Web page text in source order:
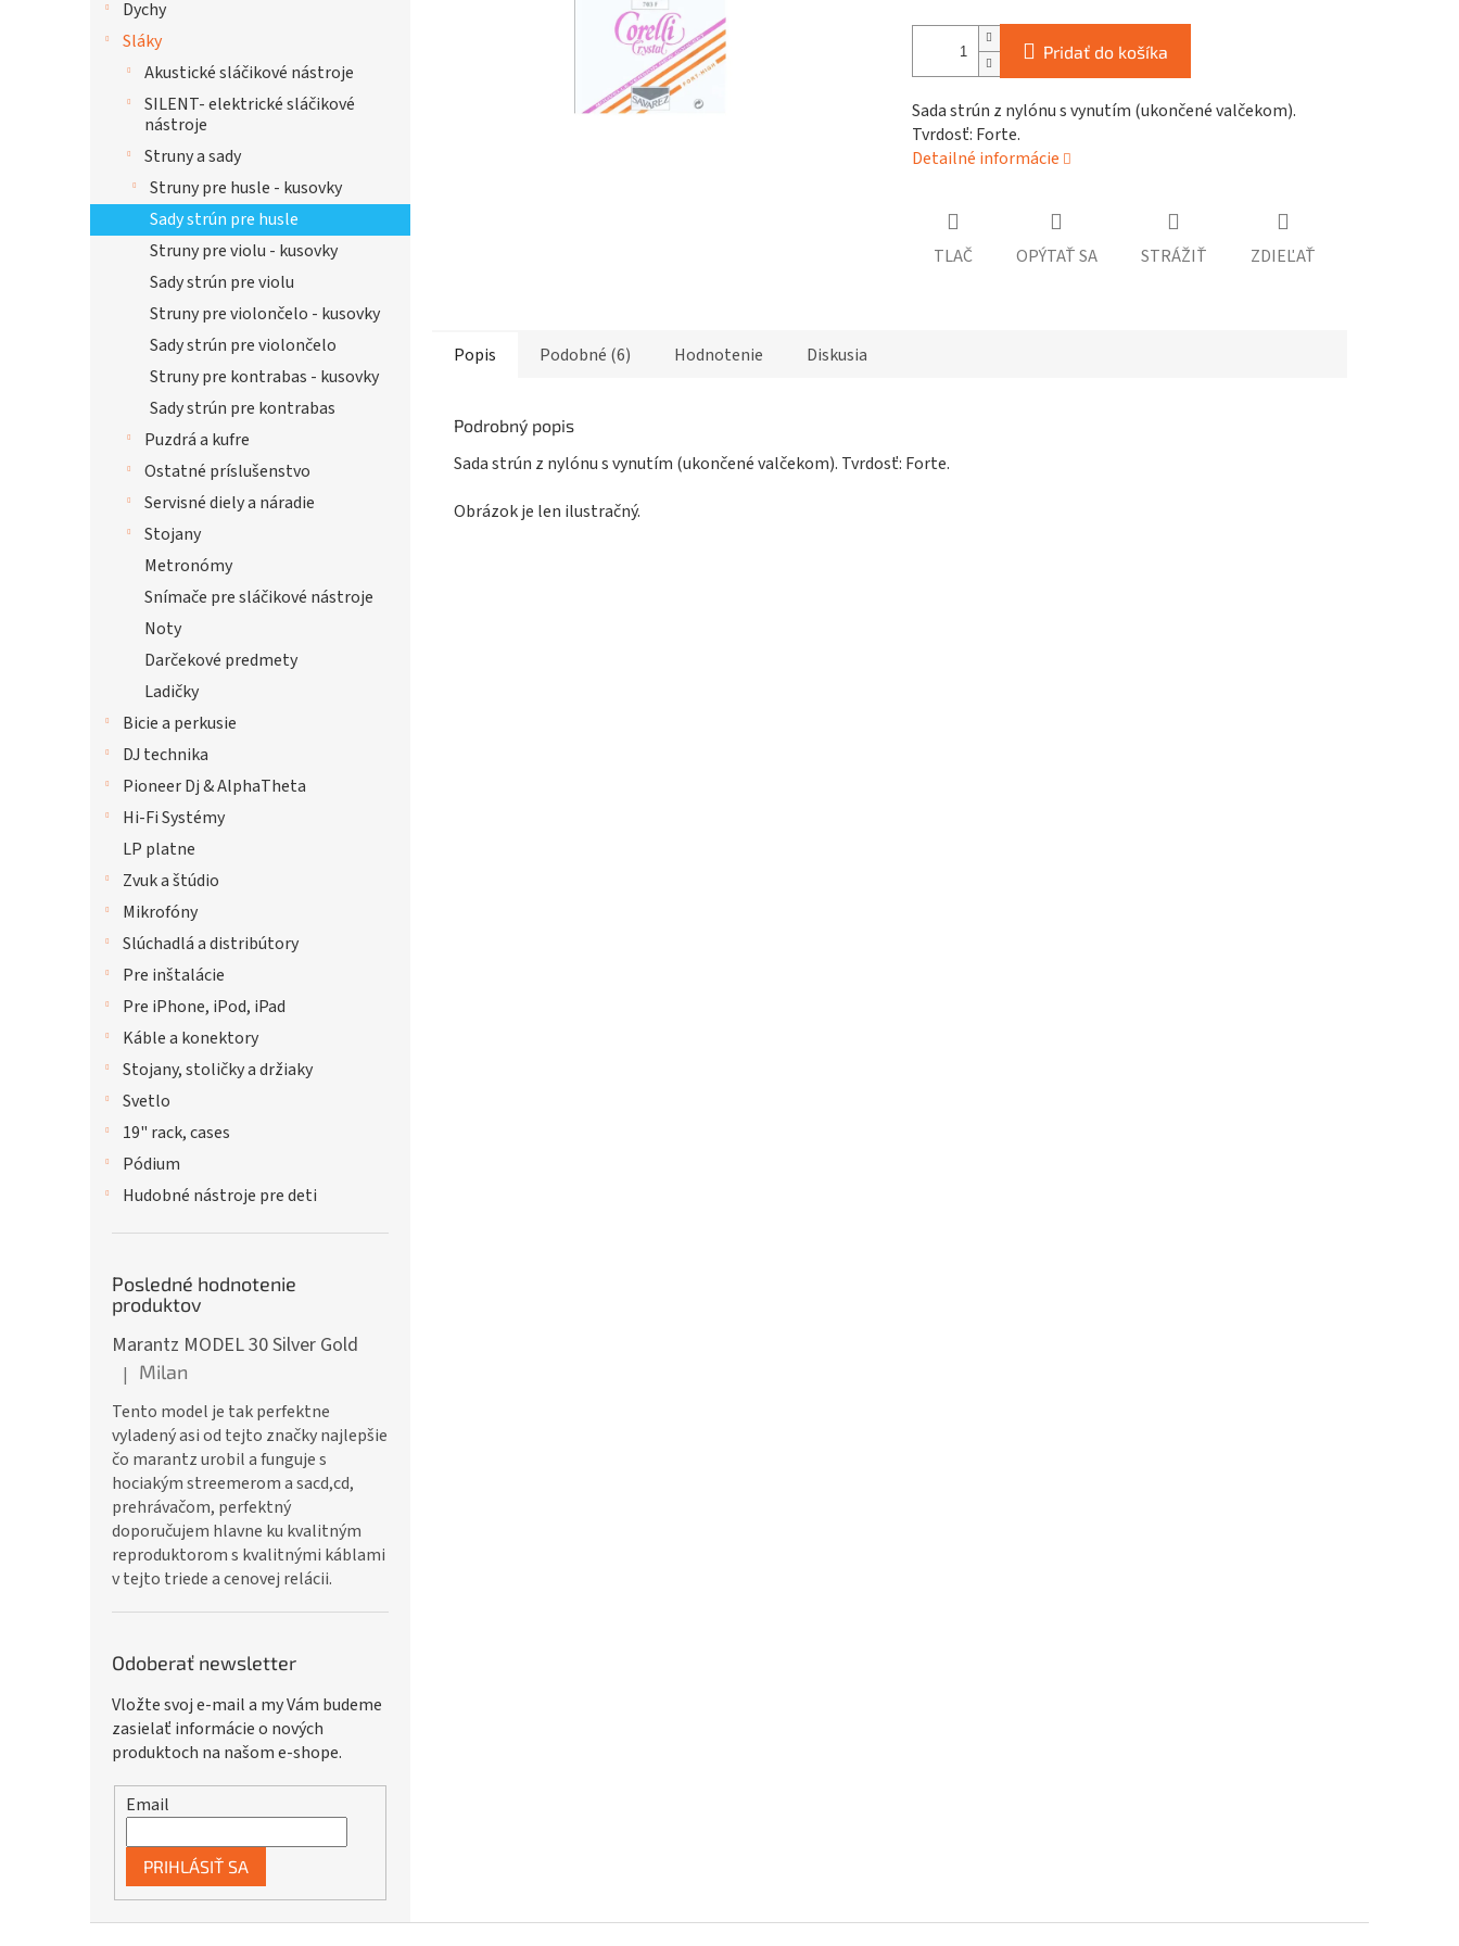
Dychy
Sláky
Akustické sláčikové nástroje
SILENT- elektrické sláčikové
nástroje
Struny a sady
Struny pre husle - kusovky
Sady strún pre husle
Struny pre violu - kusovky
Sady strún pre violu
Struny pre violončelo - kusovky
Sady strún pre violončelo
Struny pre kontrabas - kusovky
Sady strún pre kontrabas
Puzdrá a kufre
Ostatné príslušenstvo
Servisné diely a náradie
Stojany
Metronómy
Snímače pre sláčikové nástroje
Noty
Darčekové predmety
Ladičky
Bicie a perkusie
DJ technika
Pioneer Dj & AlphaTheta
Hi-Fi Systémy
LP platne
Zvuk a štúdio
Mikrofóny
Slúchadlá a distribútory
Pre inštalácie
Pre iPhone, iPod, iPad
Káble a konektory
Stojany, stoličky a držiaky
Svetlo
19" rack, cases
Pódium
Hudobné nástroje pre deti
Posledné hodnotenie
produktov
Marantz MODEL 30 Silver Gold
Hodnotenie produktu je 5 z 5 hviezdičiek.
| Milan
Tento model je tak perfektne
vyladený asi od tejto značky najlepšie
čo marantz urobil a funguje s
hociakým streemerom a sacd,cd,
prehrávačom, perfektný
doporučujem hlavne ku kvalitným
reproduktorom s kvalitnými káblami
v tejto triede a cenovej relácii.
Odoberať newsletter
Vložte svoj e-mail a my Vám budeme
zasielať informácie o nových
produktoch na našom e-shope.
Email
PRIHLÁSIŤ SA
Pridať do košíka
Sada strún z nylónu s vynutím (ukončené valčekom).
Tvrdosť: Forte.
Detailné informácie
TLAČ OPÝTAŤ SA STRÁŽIŤ ZDIEĽAŤ
Popis Podobné (6) Hodnotenie Diskusia
Podrobný popis
Sada strún z nylónu s vynutím (ukončené valčekom). Tvrdosť: Forte.
Obrázok je len ilustračný.